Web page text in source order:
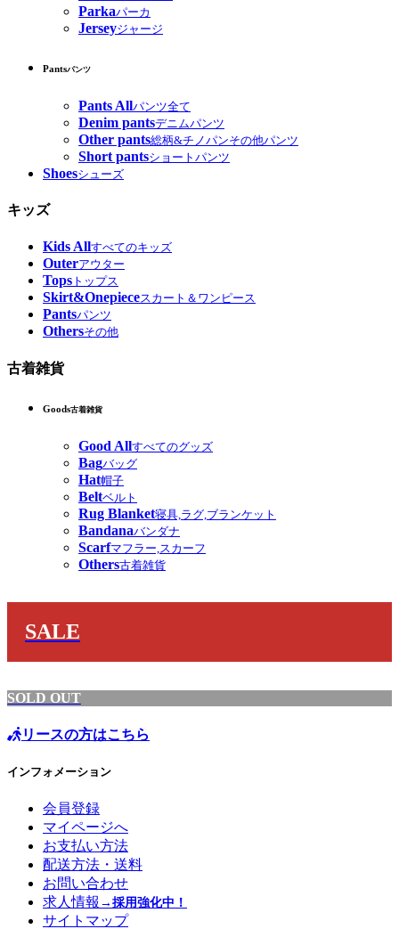
Parkaパーカ
Jerseyジャージ
Pantsパンツ
Pants Allパンツ全て
Denim pantsデニムパンツ
Other pants総柄&チノパンその他パンツ
Short pantsショートパンツ
Shoesシューズ
キッズ
Kids Allすべてのキッズ
Outerアウター
Tops トップス
Skirt&Onepieceスカート＆ワンピース
Pantsパンツ
Othersその他
古着雑貨
Goods古着雑貨
Good Allすべてのグッズ
Bagバッグ
Hat帽子
Beltベルト
Rug Blanket寝具,ラグ,ブランケット
Bandanaバンダナ
Scarfマフラー,スカーフ
Others古着雑貨
SALE
SOLD OUT
リースの方はこちら
インフォメーション
会員登録
マイページへ
お支払い方法
配送方法・送料
お問い合わせ
求人情報 →採用強化中！
サイトマップ